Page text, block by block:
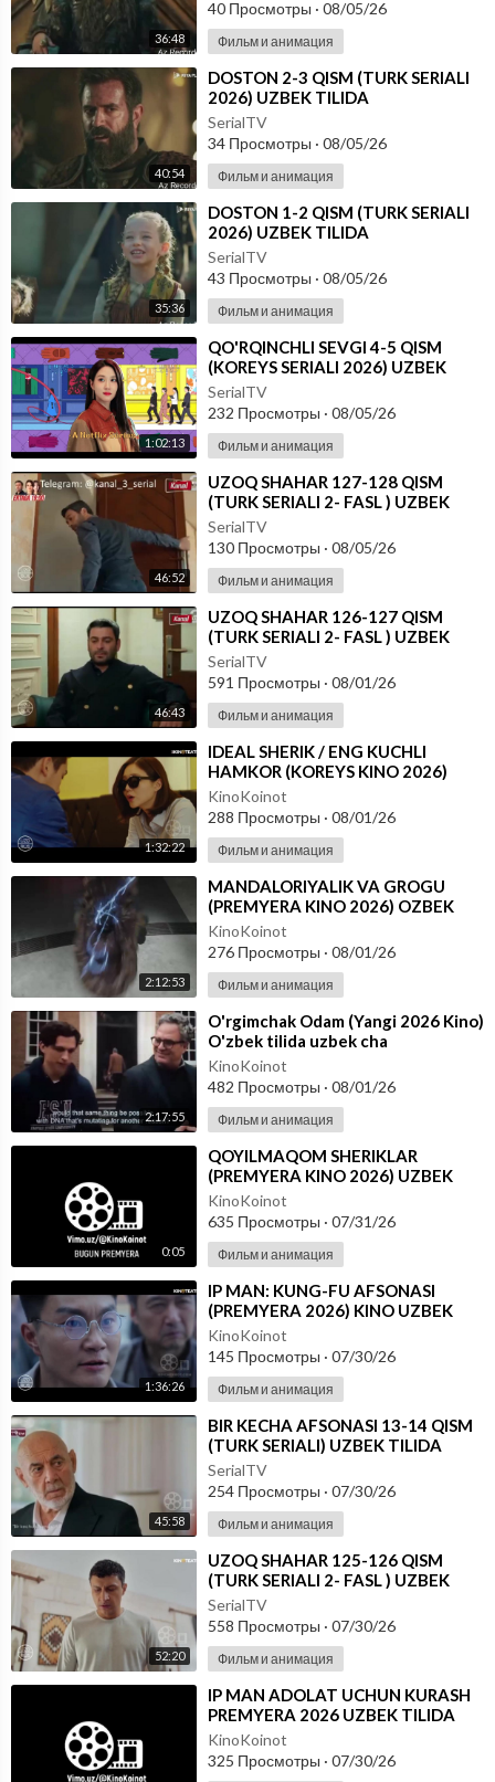
36:48
40 Просмотры · 08/05/26
Фильм и анимация
40:54
⁣DOSTON 2-3 QISM (TURK SERIALI
2026) UZBEK TILIDA
SerialTV
34 Просмотры · 08/05/26
Фильм и анимация
35:36
⁣DOSTON 1-2 QISM (TURK SERIALI
2026) UZBEK TILIDA
SerialTV
43 Просмотры · 08/05/26
Фильм и анимация
1:02:13
⁣⁣QO'RQINCHLI SEVGI 4-5 QISM
(KOREYS SERIALI 2026) UZBEK
TILIDA
SerialTV
232 Просмотры · 08/05/26
Фильм и анимация
46:52
⁣UZOQ SHAHAR 127-128 QISM
(TURK SERIALI 2- FASL ) UZBEK
TILIDA
SerialTV
130 Просмотры · 08/05/26
Фильм и анимация
46:43
⁣UZOQ SHAHAR 126-127 QISM
(TURK SERIALI 2- FASL ) UZBEK
TILIDA
SerialTV
591 Просмотры · 08/01/26
Фильм и анимация
1:32:22
⁣IDEAL SHERIK / ENG KUCHLI
HAMKOR (KOREYS KINO 2026)
UZBEK TILIDA
KinoKoinot
288 Просмотры · 08/01/26
Фильм и анимация
2:12:53
⁣MANDALORIYALIK VA GROGU
(PREMYERA KINO 2026) OZBEK
TILIDA
KinoKoinot
276 Просмотры · 08/01/26
Фильм и анимация
2:17:55
⁣O'rgimchak Odam (Yangi 2026 Kino)
O'zbek tilida uzbek cha
KinoKoinot
482 Просмотры · 08/01/26
Фильм и анимация
0:05
⁣QOYILMAQOM SHERIKLAR
(PREMYERA KINO 2026) UZBEK
TILIDA
KinoKoinot
635 Просмотры · 07/31/26
Фильм и анимация
1:36:26
⁣IP MAN: KUNG-FU AFSONASI
(PREMYERA 2026) KINO UZBEK
TILIDA - SKACHAT
KinoKoinot
145 Просмотры · 07/30/26
Фильм и анимация
45:58
⁣BIR KECHA AFSONASI 13-14 QISM
(TURK SERIALI) UZBEK TILIDA
SerialTV
254 Просмотры · 07/30/26
Фильм и анимация
52:20
⁣UZOQ SHAHAR 125-126 QISM
(TURK SERIALI 2- FASL ) UZBEK
TILIDA
SerialTV
558 Просмотры · 07/30/26
Фильм и анимация
⁣IP MAN ADOLAT UCHUN KURASH
PREMYERA 2026 UZBEK TILIDA
KinoKoinot
325 Просмотры · 07/30/26